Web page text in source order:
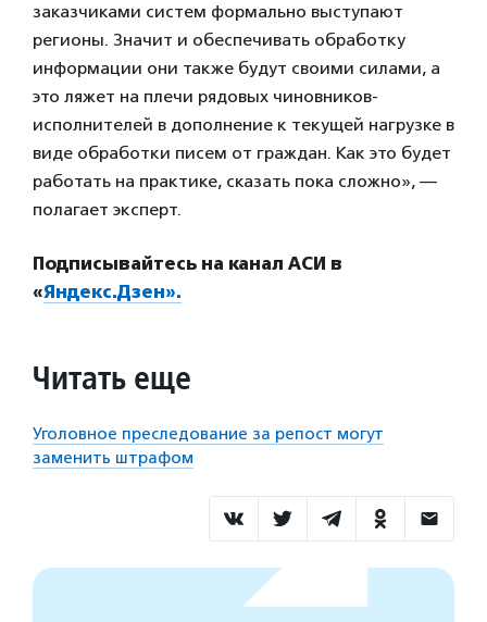
заказчиками систем формально выступают
регионы. Значит и обеспечивать обработку
информации они также будут своими силами, а
это ляжет на плечи рядовых чиновников-
исполнителей в дополнение к текущей нагрузке в
виде обработки писем от граждан. Как это будет
работать на практике, сказать пока сложно», —
полагает эксперт.
Подписывайтесь на канал АСИ в
«Яндекс.Дзен».
Читать еще
Уголовное преследование за репост могут
заменить штрафом